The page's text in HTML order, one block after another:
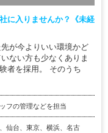
に入りませんか？《未経
が今よりいい環境かど
ない方も少なくありま
者を採用。 そのうち
フの管理などを担当
仙台、東京、横浜、名古